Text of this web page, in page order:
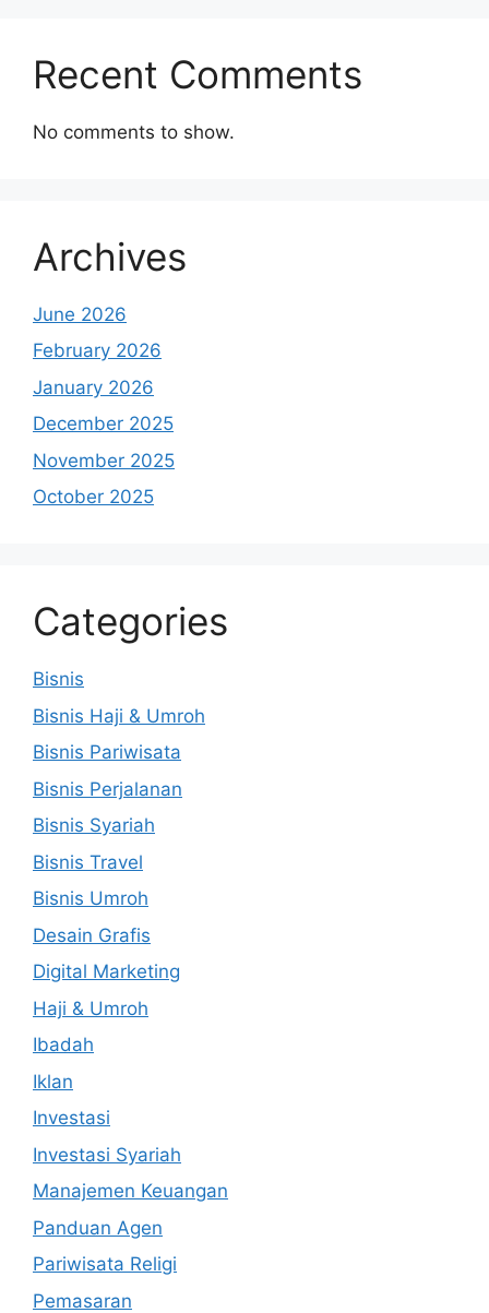
Recent Comments
No comments to show.
Archives
June 2026
February 2026
January 2026
December 2025
November 2025
October 2025
Categories
Bisnis
Bisnis Haji & Umroh
Bisnis Pariwisata
Bisnis Perjalanan
Bisnis Syariah
Bisnis Travel
Bisnis Umroh
Desain Grafis
Digital Marketing
Haji & Umroh
Ibadah
Iklan
Investasi
Investasi Syariah
Manajemen Keuangan
Panduan Agen
Pariwisata Religi
Pemasaran